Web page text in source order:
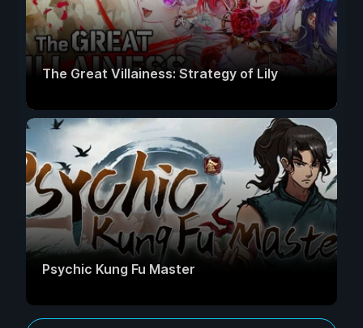
The Great Villainess: Strategy of Lily
Psychic Kung Fu Master